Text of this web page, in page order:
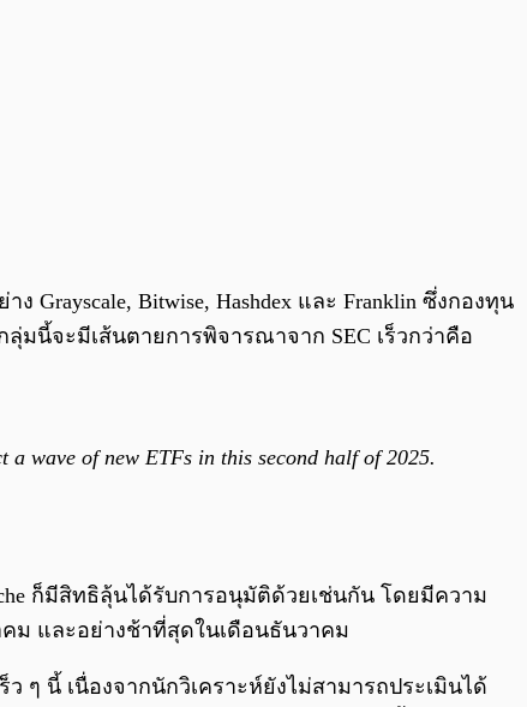
Grayscale, Bitwise, Hashdex และ Franklin ซึ่งกองทุน
มนี้จะมีเส้นตายการพิจารณาจาก SEC เร็วกว่าคือ
a wave of new ETFs in this second half of 2025.
ก็มีสิทธิลุ้นได้รับการอนุมัติด้วยเช่นกัน โดยมีความ
ม และอย่างช้าที่สุดในเดือนธันวาคม
ๆ นี้ เนื่องจากนักวิเคราะห์ยังไม่สามารถประเมินได้